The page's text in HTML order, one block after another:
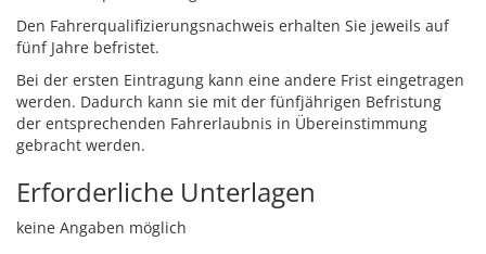
Den Fahrerqualifizierungsnachweis erhalten Sie jeweils auf
fünf Jahre befristet.
Bei der ersten Eintragung kann eine andere Frist eingetragen
werden. Dadurch kann sie mit der fünfjährigen Befristung
der entsprechenden Fahrerlaubnis in Übereinstimmung
gebracht werden.
Erforderliche Unterlagen
keine Angaben möglich